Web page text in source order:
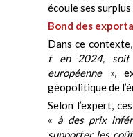
écoule ses
Bond des
Dans ce
t en 2024, soit
européenne»,
géopolitique de
Selon l’expert,
« à des prix
supporter les